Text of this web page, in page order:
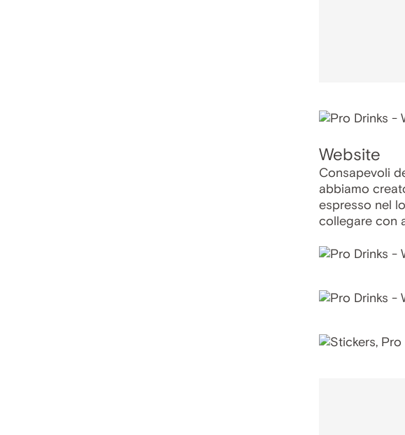
Website
Consapevoli
abbiamo
espresso nel
collegare con